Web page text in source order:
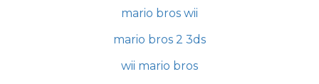
mario bros wii
mario bros 2 3ds
wii mario bros